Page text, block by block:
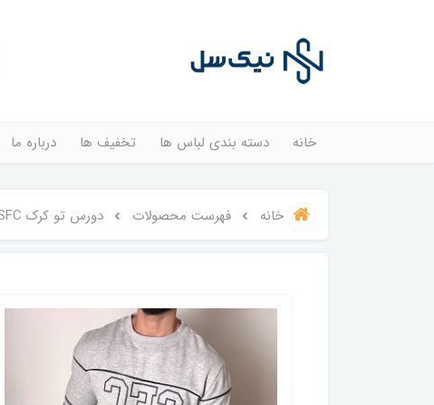
خانه دسته بندی لباس ها تخفیف ها درباره ما
خانه فهرست محصولات دورس تو کرک SFC